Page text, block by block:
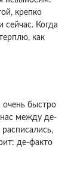
крепко
Когда
как
очень быстро
нас между де-
де-факто